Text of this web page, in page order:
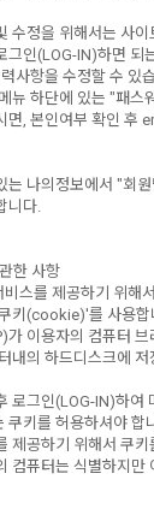
사이즈 계산을 위한
출력 / 보이는 화면)
사이즈
사이즈
사이즈
를 기입하면 [이미지
니다.
수정을 위해서는 사
그인(LOG-IN)하면 되
사항을 수정할 수 있
뉴 하단에 있는 "패스
면, 본인여부 확인 후
는 나의정보에서 "회
니다.
한 사항
스를 제공하기 위해
키(cookie)'를 사용합
가 이용자의 컴퓨터
내의 하드디스크에 저
로그인(LOG-IN)하여
쿠키를 허용하셔야 합
제공하기 위해서 쿠
컴퓨터는 식별하지만